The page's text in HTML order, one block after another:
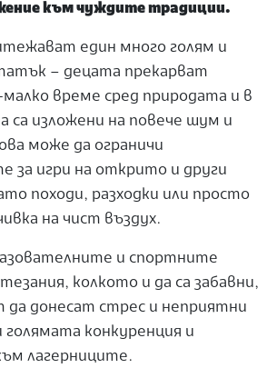
към чуждите традиции.
един много голям и
– децата прекарват
време сред природата и в
са изложени на повече шум и
може да ограничи
за игри на открито и други
походи, разходки или просто
на чист въздух.
и спортните
колкото и да са забавни,
да донесат стрес и неприятни
голямата конкуренция и
лагерниците.